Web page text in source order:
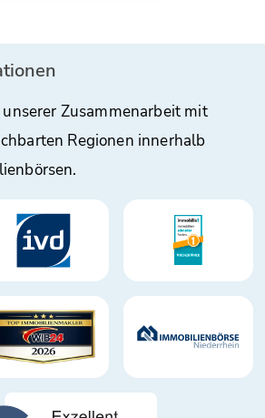
Zusammenarbeit mit
Regionen innerhalb